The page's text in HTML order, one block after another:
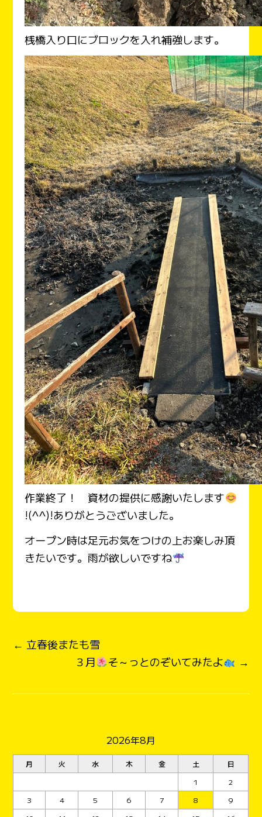
桟橋入り口にブロックを入れ補強します。
作業終了！ 資材の提供に感謝いたします
!(^^)!ありがとうございました。
オープン時は足元お気をつけの上お楽しみ頂
きたいです。雨が欲しいですね
← 立春後またも雪
３月
そ～っとのぞいてみたよ →
2026年8月
月 火 水 木 金 土
日
1
2
3
4 5 6 7 8
9